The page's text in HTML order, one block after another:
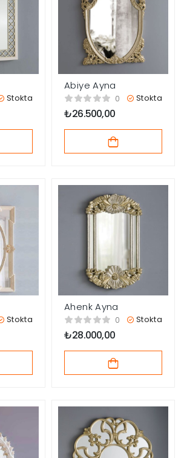
Stokta
Abiye Ayna
0 Stokta
₺26.500,00
Stokta
Ahenk Ayna
0 Stokta
₺28.000,00